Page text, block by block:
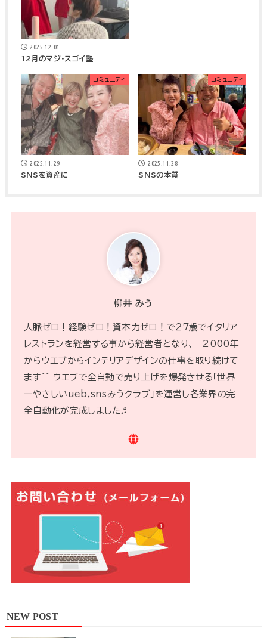
2025.12.01
12月のマジ・スゴイ塾
コミュニティ
2025.11.29
SNSを資産に
コミュニティ
2025.11.28
SNSの本質
柳井 みう
人脈ゼロ！経験ゼロ！資本力ゼロ！で２７歳でイタリア
レストランを経営する事から経営者となり、 2000年
からウエブからインテリアデザインの仕事を取り続けて
ます^^ ウエブで全自動で売り上げを爆発させる「世界
一やさしいueb,snsみうクラブ」を運営し各業界の完
全自動化が完成しました♬
NEW POST